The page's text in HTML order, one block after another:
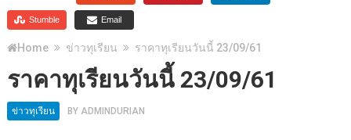
Stumble Email
Home ข่าวทุเรียน ราคาทุเรียนวันนี้ 23/09/61
ราคาทุเรียนวันนี้ 23/09/61
ข่าวทุเรียน BY ADMINDURIAN